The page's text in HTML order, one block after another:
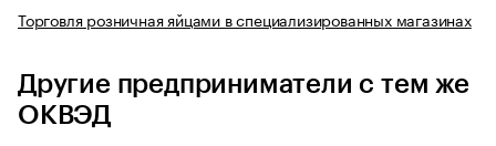
Торговля розничная яйцами в специализированных магазинах
Другие предприниматели с тем же
ОКВЭД